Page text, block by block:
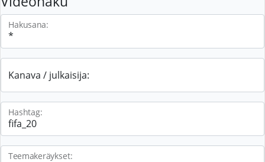
Hakusana:
Kanava / julkaisija:
Hashtag:
Teemakeräykset: